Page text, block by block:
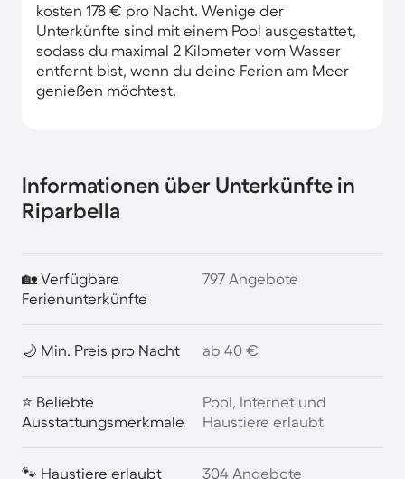
kosten 178 € pro Nacht. Wenige der
Unterkünfte sind mit einem Pool ausgestattet,
sodass du maximal 2 Kilometer vom Wasser
entfernt bist, wenn du deine Ferien am Meer
genießen möchtest.
Informationen über Unterkünfte in
Riparbella
🏡 Verfügbare
Ferienunterkünfte
797 Angebote
🌙 Min. Preis pro Nacht ab 40 €
⭐ Beliebte
Ausstattungsmerkmale
Pool, Internet und
Haustiere erlaubt
🐾 Haustiere erlaubt 304 Angebote